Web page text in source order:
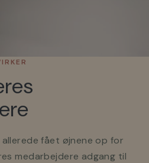
fået øjnene op for
medarbejdere adgang til